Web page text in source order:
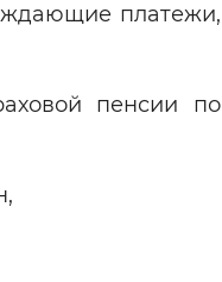
платежи,
пенсии по